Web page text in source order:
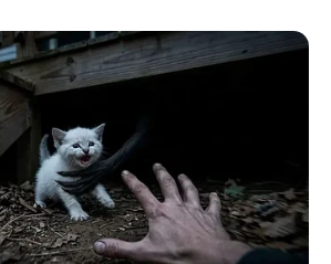
para garantir que você
experiência em nosso site.
Entendi!
Hidden Bloopers Revealed